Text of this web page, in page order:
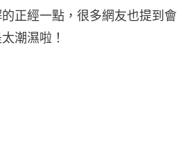
正經一點，很多網友也提到會
潮濕啦！